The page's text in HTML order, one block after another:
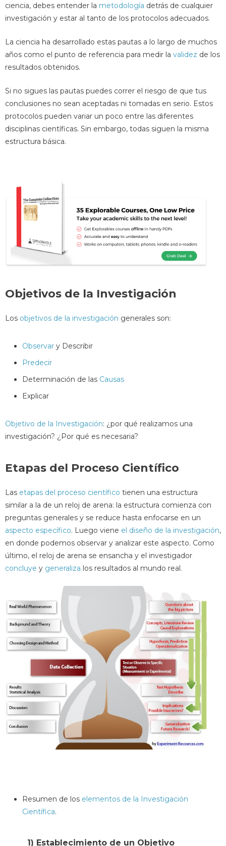
ciencia, debes entender la metodología detrás de cualquier
investigación y estar al tanto de los protocolos adecuados.
La ciencia ha desarrollado estas pautas a lo largo de muchos
años como el punto de referencia para medir la validez de los
resultados obtenidos.
Si no sigues las pautas puedes correr el riesgo de que tus
conclusiones no sean aceptadas ni tomadas en serio. Estos
protocolos pueden variar un poco entre las diferentes
disciplinas científicas. Sin embargo, todas siguen la misma
estructura básica.
Objetivos de la Investigación
Los objetivos de la investigación generales son:
Observar y Describir
Predecir
Determinación de las Causas
Explicar
Objetivo de la Investigación: ¿por qué realizamos una
investigación? ¿Por qué es necesaria?
Etapas del Proceso Científico
Las etapas del proceso científico tienen una estructura
similar a la de un reloj de arena: la estructura comienza con
preguntas generales y se reduce hasta enfocarse en un
aspecto específico. Luego viene el diseño de la investigación,
en donde podemos observar y analizar este aspecto. Como
último, el reloj de arena se ensancha y el investigador
concluye y generaliza los resultados al mundo real.
Resumen de los elementos de la Investigación
Científica.
1) Establecimiento de un Objetivo